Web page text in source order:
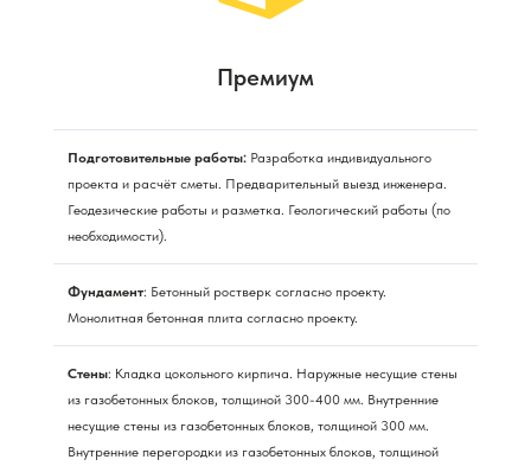
Премиум
Подготовительные работы: Разработка индивидуального
проекта и расчёт сметы. Предварительный выезд инженера.
Геодезические работы и разметка. Геологический работы (по
необходимости).
Фундамент: Бетонный ростверк согласно проекту.
Монолитная бетонная плита согласно проекту.
Стены: Кладка цокольного кирпича. Наружные несущие стены
из газобетонных блоков, толщиной 300-400 мм. Внутренние
несущие стены из газобетонных блоков, толщиной 300 мм.
Внутренние перегородки из газобетонных блоков, толщиной